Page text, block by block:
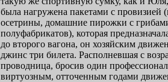
была нагружена пакетами с провизией
осетрины, домашние пирожки с
полуфабрикатов), которая
до второго вагона, он хозяйским
джинс три билета. Располневшая с
проводница, бросив один
виртуозным, отточенным годами